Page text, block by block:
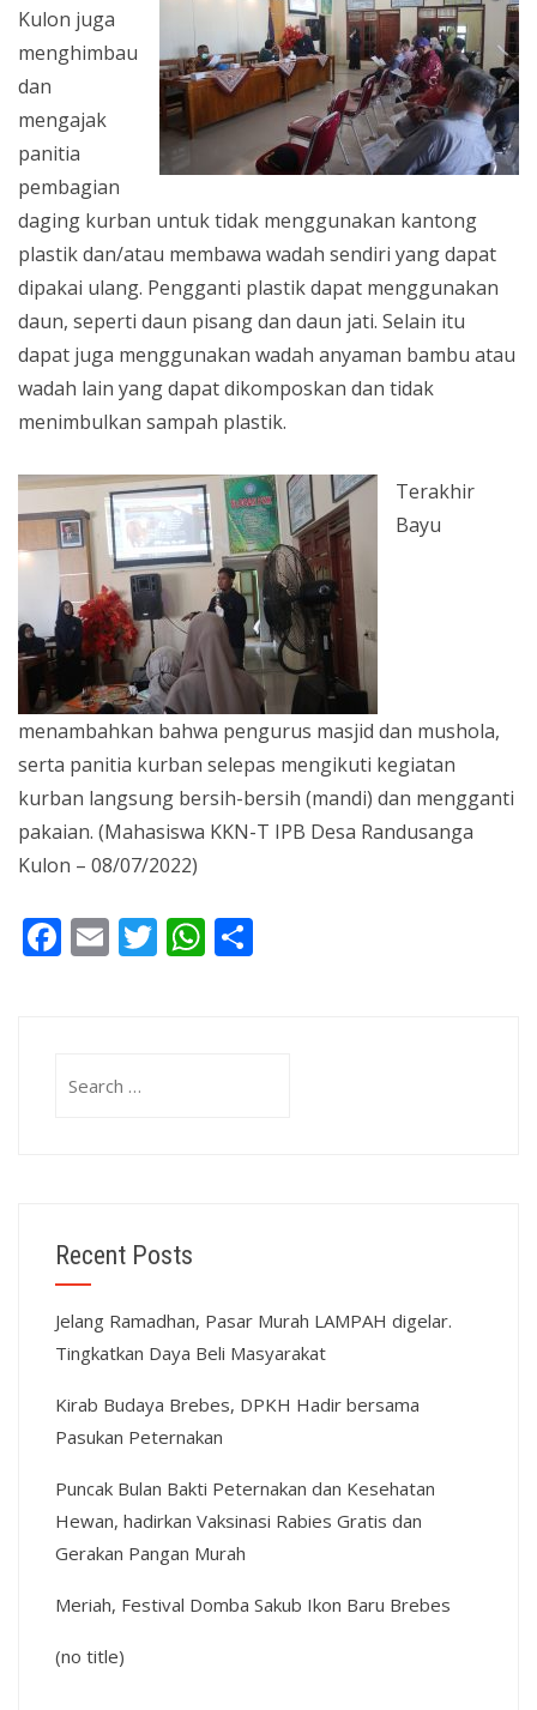
Kulon juga
menghimbau
dan
mengajak
panitia
pembagian
daging kurban untuk tidak menggunakan kantong
plastik dan/atau membawa wadah sendiri yang dapat
dipakai ulang. Pengganti plastik dapat menggunakan
daun, seperti daun pisang dan daun jati. Selain itu
dapat juga menggunakan wadah anyaman bambu atau
wadah lain yang dapat dikomposkan dan tidak
menimbulkan sampah plastik.
Terakhir
Bayu
menambahkan bahwa pengurus masjid dan mushola,
serta panitia kurban selepas mengikuti kegiatan
kurban langsung bersih-bersih (mandi) dan mengganti
pakaian. (Mahasiswa KKN-T IPB Desa Randusanga
Kulon – 08/07/2022)
Facebook
EmailTwitterWhatsApp
for:
Recent Posts
Jelang Ramadhan, Pasar Murah LAMPAH digelar.
Tingkatkan Daya Beli Masyarakat
Kirab Budaya Brebes, DPKH Hadir bersama
Pasukan Peternakan
Puncak Bulan Bakti Peternakan dan Kesehatan
Hewan, hadirkan Vaksinasi Rabies Gratis dan
Gerakan Pangan Murah
Meriah, Festival Domba Sakub Ikon Baru Brebes
(no title)